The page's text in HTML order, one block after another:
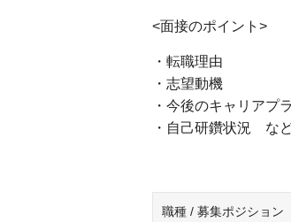
<面接のポイント>
・転職理由
・志望動機
・今後のキャリアプ
・自己研鑽状況 な
職種 / 募集ポジション